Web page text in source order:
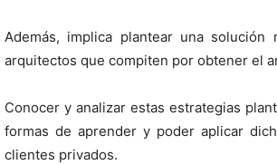
Además, implica plantear una
arquitectos que compiten por obtener el
Conocer y analizar estas estrategias
formas de aprender y poder aplicar
clientes privados.